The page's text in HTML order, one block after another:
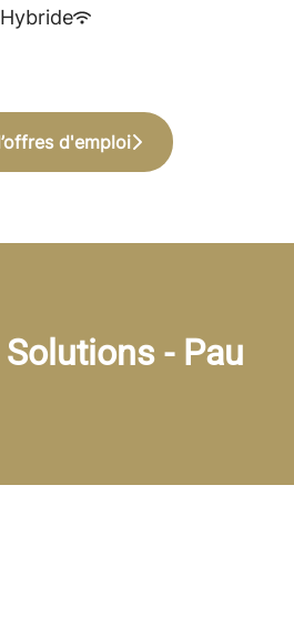
Hybride
d'emploi
Solutions - Pau